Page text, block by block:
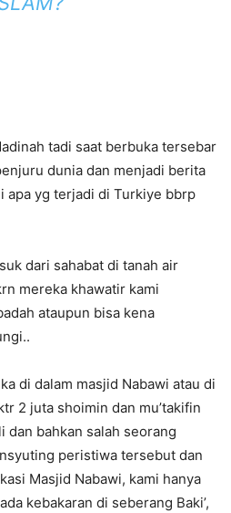
tadi saat berbuka tersebar
dunia dan menjadi berita
apa yg terjadi di Turkiye bbrp
dari sahabat di tanah air
mereka khawatir kami
ataupun bisa kena
di dalam masjid Nabawi atau di
2 juta shoimin dan mu’takifin
dan bahkan salah seorang
peristiwa tersebut dan
Masjid Nabawi, kami hanya
kebakaran di seberang Baki’,